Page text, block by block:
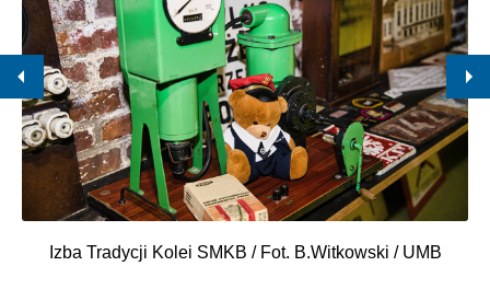
Izba Tradycji Kolei SMKB / Fot. B.Witkowski / UMB